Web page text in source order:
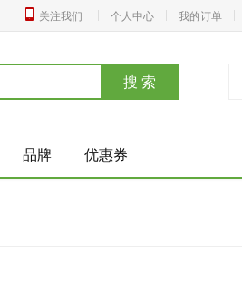
关注我们 个人中心 我的订单
品牌 优惠券
搜 索